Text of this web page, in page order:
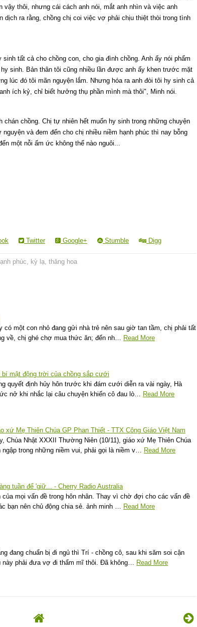
vậy thôi, nhưng cái cách anh nói, mắt anh nhìn và việc anh
dịch ra rằng, chồng chị coi việc vợ phải chịu thiệt thòi trong tình
tất cả cho chồng con, cho gia đình chồng. Anh ấy nói phẩm
sinh. Bản thân tôi cũng nhiều lần được anh ấy khen trước mặt
lúc đó tôi mãn nguyện lắm. Nhưng hóa ra anh đòi tôi hy sinh cả
ích kỷ, chỉ biết hưởng thụ phần mình mà thôi", Minh nói.
chán chồng. Chị tự nhiên hết muốn hy sinh trong những chuyện
và đem đến cho chị nhiều niềm hạnh phúc thì nay bỗng
một nỗi ấm ức không thể nào nguôi...
Twitter Google+ Stumble Digg
phúc, kỳ lạ, thăng hoa
có một con nhỏ đang gửi nhà trẻ nên sau giờ tan tầm, chị phải tất
về, chị ghé chợ mua thức ăn; đến nh…
Read More
bí mật động trời của chồng sắp cưới
quyết định hủy hôn trước khi đám cưới diễn ra vài ngày, Hà
nở khi nhắc lại câu chuyện khiến cô đau lò…
Read More
xứ Mẹ Thiên Chúa GP Phan Thiết - TTX Công Giáo Việt Nam
Chúa Nhật XXXII Thường Niên (10/11), giáo xứ Mẹ Thiên Chúa
trong những niềm vui, phải gọi là niềm v…
Read More
tuần để 'giữ... - Cherry Radio Australia
của mọi vấn đề trong hôn nhân. Thay vì chờ đợi cho các vấn đề
bạn nên chủ động chia sẻ. ảnh minh …
Read More
đang chuẩn bị đi ngủ thì Trí - chồng cô, sau khi săm soi cận
này phải đưa vợ đi thẩm mĩ thôi. Đã không…
Read More